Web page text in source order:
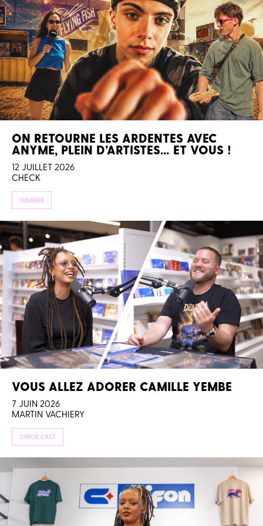
ON RETOURNE LES ARDENTES AVEC
ANYME, PLEIN D’ARTISTES… ET VOUS !
12 JUILLET 2026
CHECK
SUMMER
VOUS ALLEZ ADORER CAMILLE YEMBE
7 JUIN 2026
MARTIN VACHIERY
CHECK CAST